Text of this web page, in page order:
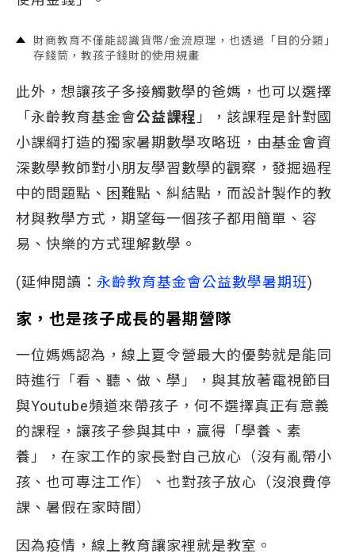
財商教育不僅能認識貨幣/金流原理，也透過「目的分類」
存錢筒，教孩子錢財的使用規畫
此外，想讓孩子多接觸數學的爸媽，也可以選擇
「永齡教育基金會公益課程 」，該課程是針對國
小課綱打造的獨家暑期數學攻略班，由基金會資
深數學教師對小朋友學習數學的觀察，發掘過程
中的問題點、困難點、糾結點，而設計製作的教
材與教學方式，期望每一個孩子都用簡單、容
易、快樂的方式理解數學。
(延伸閱讀： 永齡教育基金會公益數學暑期班)
家，也是孩子成長的暑期營隊
一位媽媽認為，線上夏令營最大的優勢就是能同
時進行「看、聽、做、學」，與其放著電視節目
與Youtube頻道來帶孩子，何不選擇真正有意義
的課程，讓孩子參與其中，贏得「學養、素
養」，在家工作的家長對自己放心（沒有亂帶小
孩、也可專注工作）、也對孩子放心（沒浪費停
課、暑假在家時間）
因為疫情，線上教育讓家裡就是教室。